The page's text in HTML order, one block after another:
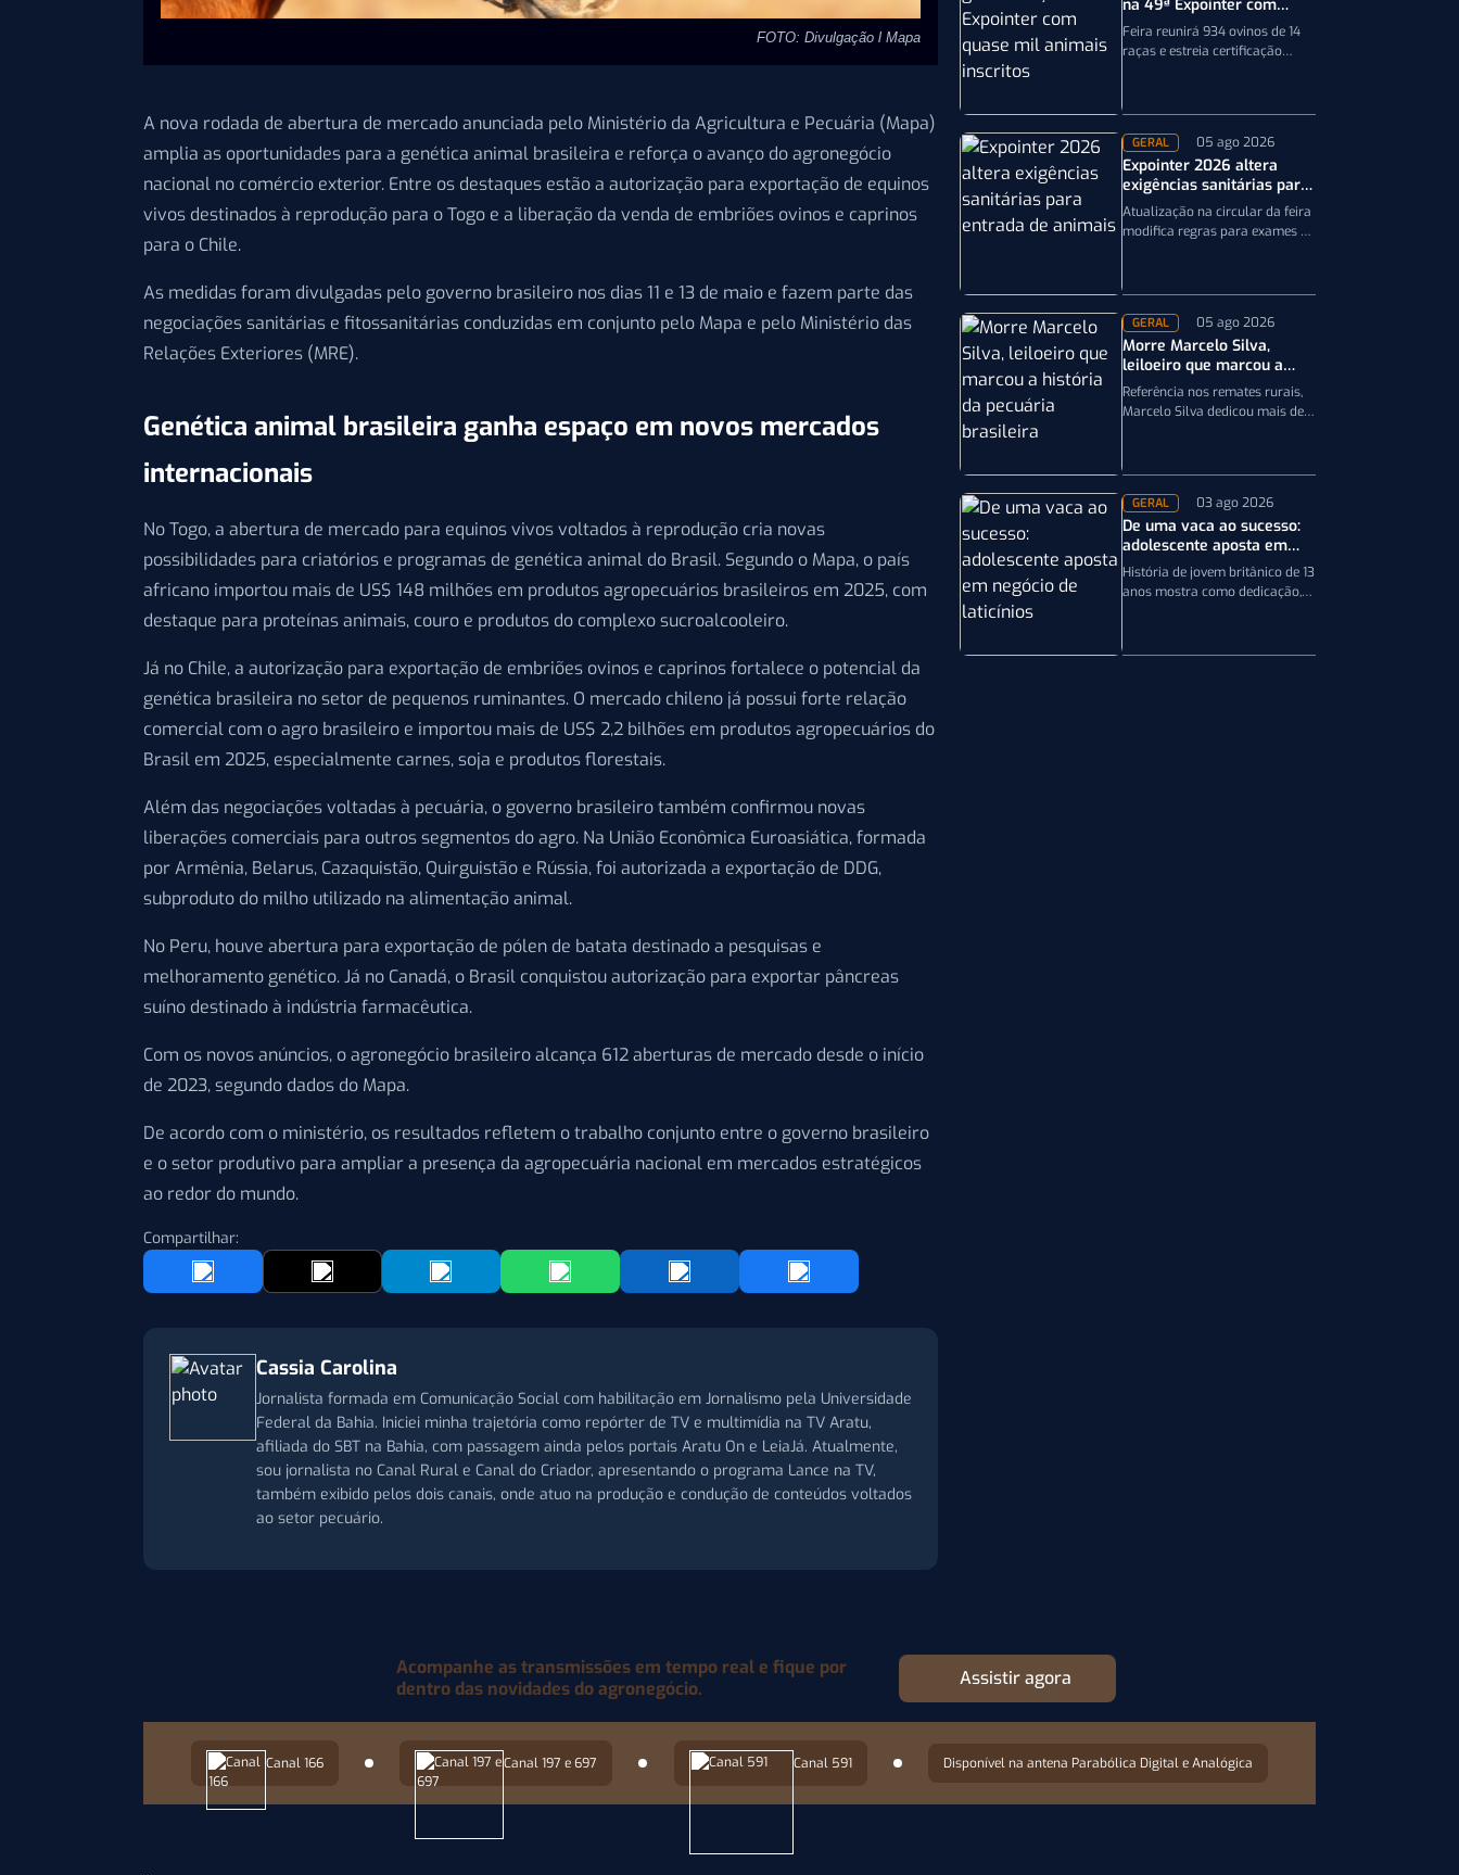
FOTO: Divulgação l Mapa
A nova rodada de abertura de mercado anunciada pelo Ministério da Agricultura e Pecuária (Mapa)
amplia as oportunidades para a genética animal brasileira e reforça o avanço do agronegócio
nacional no comércio exterior. Entre os destaques estão a autorização para exportação de equinos
vivos destinados à reprodução para o Togo e a liberação da venda de embriões ovinos e caprinos
para o Chile.
As medidas foram divulgadas pelo governo brasileiro nos dias 11 e 13 de maio e fazem parte das
negociações sanitárias e fitossanitárias conduzidas em conjunto pelo Mapa e pelo Ministério das
Relações Exteriores (MRE).
Genética animal brasileira ganha espaço em novos mercados
internacionais
No Togo, a abertura de mercado para equinos vivos voltados à reprodução cria novas
possibilidades para criatórios e programas de genética animal do Brasil. Segundo o Mapa, o país
africano importou mais de US$ 148 milhões em produtos agropecuários brasileiros em 2025, com
destaque para proteínas animais, couro e produtos do complexo sucroalcooleiro.
Já no Chile, a autorização para exportação de embriões ovinos e caprinos fortalece o potencial da
genética brasileira no setor de pequenos ruminantes. O mercado chileno já possui forte relação
comercial com o agro brasileiro e importou mais de US$ 2,2 bilhões em produtos agropecuários do
Brasil em 2025, especialmente carnes, soja e produtos florestais.
Além das negociações voltadas à pecuária, o governo brasileiro também confirmou novas
liberações comerciais para outros segmentos do agro. Na União Econômica Euroasiática, formada
por Armênia, Belarus, Cazaquistão, Quirguistão e Rússia, foi autorizada a exportação de DDG,
subproduto do milho utilizado na alimentação animal.
No Peru, houve abertura para exportação de pólen de batata destinado a pesquisas e
melhoramento genético. Já no Canadá, o Brasil conquistou autorização para exportar pâncreas
suíno destinado à indústria farmacêutica.
Com os novos anúncios, o agronegócio brasileiro alcança 612 aberturas de mercado desde o início
de 2023, segundo dados do Mapa.
De acordo com o ministério, os resultados refletem o trabalho conjunto entre o governo brasileiro
e o setor produtivo para ampliar a presença da agropecuária nacional em mercados estratégicos
ao redor do mundo.
Compartilhar:
Cassia Carolina
Jornalista formada em Comunicação Social com habilitação em Jornalismo pela Universidade
Federal da Bahia. Iniciei minha trajetória como repórter de TV e multimídia na TV Aratu,
afiliada do SBT na Bahia, com passagem ainda pelos portais Aratu On e LeiaJá. Atualmente,
sou jornalista no Canal Rural e Canal do Criador, apresentando o programa Lance na TV,
também exibido pelos dois canais, onde atuo na produção e condução de conteúdos voltados
ao setor pecuário.
na 49ª Expointer com
quase mil animais
inscritos
Feira reunirá 934 ovinos de 14
raças e estreia certificação
GERAL 05 ago 2026
Expointer 2026 altera
exigências sanitárias para
entrada de animais;
entenda
Atualização na circular da feira
modifica regras para exames e
Expointer 2026
GERAL 05 ago 2026
Morre Marcelo Silva,
leiloeiro que marcou a
história da pecuária
brasileira
Referência nos remates rurais,
Marcelo Silva dedicou mais de
Crioulos,…
GERAL 03 ago 2026
De uma vaca ao sucesso:
adolescente aposta em
negócio de laticínios
História de jovem britânico de 13
anos mostra como dedicação,
transformar uma única…
Acompanhe as transmissões em tempo real e fique por
dentro das novidades do agronegócio.
Assistir agora
Canal 166 Canal 197 e 697 Canal 591 Disponível na antena Parabólica Digital e Analógica